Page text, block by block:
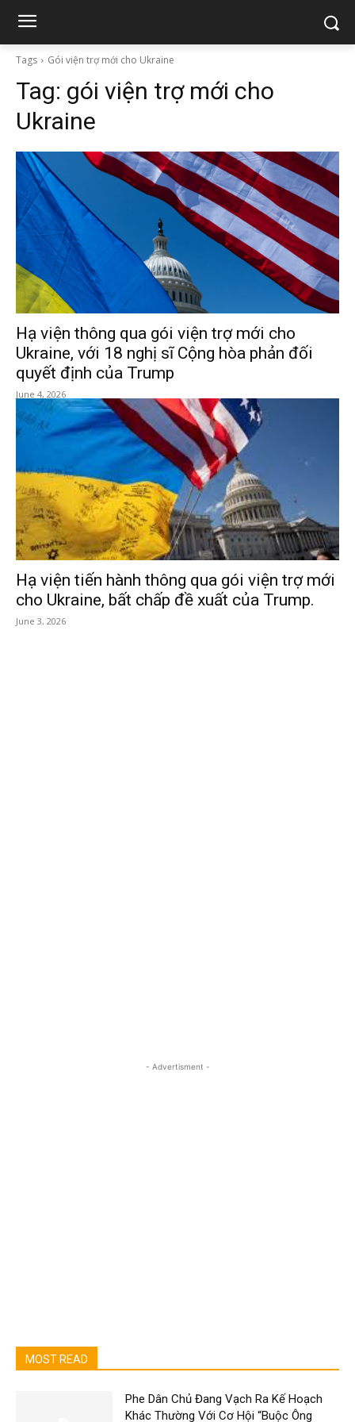
Tags Gói viện trợ mới cho Ukraine
Tag: gói viện trợ mới cho
Ukraine
Hạ viện thông qua gói viện trợ mới cho
Ukraine, với 18 nghị sĩ Cộng hòa phản đối
quyết định của Trump
June 4, 2026
Hạ viện tiến hành thông qua gói viện trợ mới
cho Ukraine, bất chấp đề xuất của Trump.
June 3, 2026
- Advertisment -
MOST READ
Phe Dân Chủ Đang Vạch Ra Kế Hoạch
Khác Thường Với Cơ Hội “Buộc Ông